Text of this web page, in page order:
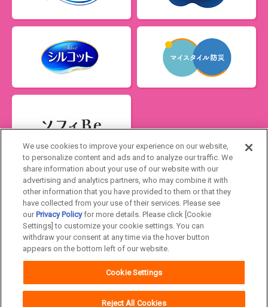
Japan
ユニ・チャームHOME お問い合わせ
ウェブサイト利用規約
公式アカウント コミュニティガイドライ
We use cookies to improve your experience on our website,
to personalize content and ads and to analyze our traffic. We
share information about your use of our website with our
advertising and analytics partners, who may combine it with
other information that you have provided to them or that they
have collected from your use of their services. Please see
our Privacy Policyfor more details. Please click [Cookie
Settings] to customize your cookie settings. You can
withdraw your consent at any time via the hover button
appears on the bottom left of our website.
Cookie Settings
Reject All Cookies